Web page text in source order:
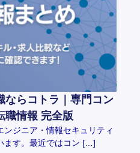
ならコトラ｜専門コン
職情報 完全版
ジニア・情報セキュリティ
ます。最近ではコン […]